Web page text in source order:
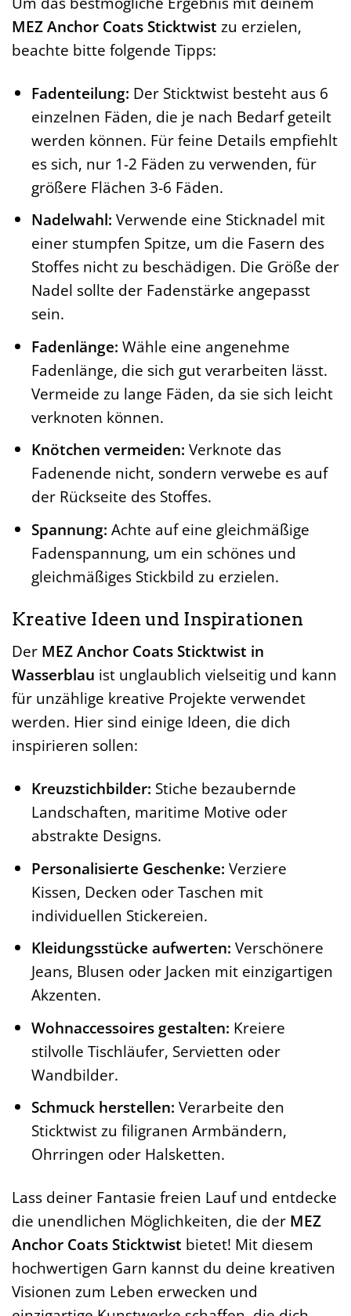
MEZ Anchor Coats Sticktwist zu erzielen,
beachte bitte folgende Tipps:
Fadenteilung: Der Sticktwist besteht aus 6
einzelnen Fäden, die je nach Bedarf geteilt
werden können. Für feine Details empfiehlt
es sich, nur 1-2 Fäden zu verwenden, für
größere Flächen 3-6 Fäden.
Nadelwahl: Verwende eine Sticknadel mit
einer stumpfen Spitze, um die Fasern des
Stoffes nicht zu beschädigen. Die Größe der
Nadel sollte der Fadenstärke angepasst
sein.
Fadenlänge: Wähle eine angenehme
Fadenlänge, die sich gut verarbeiten lässt.
Vermeide zu lange Fäden, da sie sich leicht
verknoten können.
Knötchen vermeiden: Verknote das
Fadenende nicht, sondern verwebe es auf
der Rückseite des Stoffes.
Spannung: Achte auf eine gleichmäßige
Fadenspannung, um ein schönes und
gleichmäßiges Stickbild zu erzielen.
Kreative Ideen und Inspirationen
Der MEZ Anchor Coats Sticktwist in
Wasserblau ist unglaublich vielseitig und kann
für unzählige kreative Projekte verwendet
werden. Hier sind einige Ideen, die dich
inspirieren sollen:
Kreuzstichbilder: Stiche bezaubernde
Landschaften, maritime Motive oder
abstrakte Designs.
Personalisierte Geschenke: Verziere
Kissen, Decken oder Taschen mit
individuellen Stickereien.
Kleidungsstücke aufwerten: Verschönere
Jeans, Blusen oder Jacken mit einzigartigen
Akzenten.
Wohnaccessoires gestalten: Kreiere
stilvolle Tischläufer, Servietten oder
Wandbilder.
Schmuck herstellen: Verarbeite den
Sticktwist zu filigranen Armbändern,
Ohrringen oder Halsketten.
Lass deiner Fantasie freien Lauf und entdecke
die unendlichen Möglichkeiten, die der MEZ
Anchor Coats Sticktwist bietet! Mit diesem
hochwertigen Garn kannst du deine kreativen
Visionen zum Leben erwecken und